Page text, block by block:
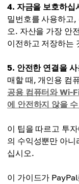
4. 자금을 보호하십
밀번호를 사용하고
오. 자산을 가장 안
이전하고 저장하는
5. 안전한 연결을
매할 때, 개인용 컴
공용 컴퓨터와 Wi-
에 안전하지 않을
이 팁을 따르고 투
의 수익성뿐만 아
십시오.
이 가이드가